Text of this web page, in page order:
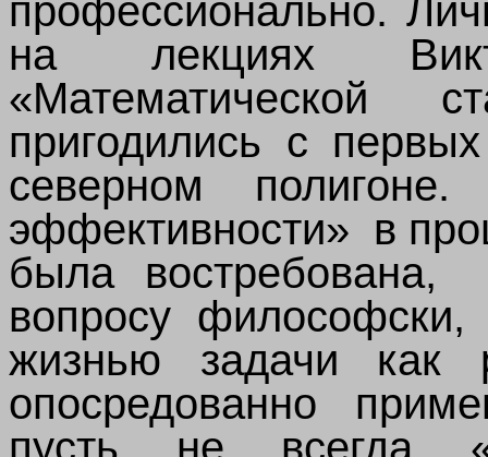
профессионально.
на лекциях
«Математической
пригодились с
северном
эффективности» в
была
вопросу
жизнью задачи как
опосредованно
пусть не всегда